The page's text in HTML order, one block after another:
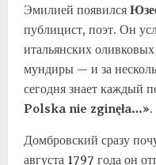
Эмилией появился
публицист, поэт. Он
итальянских
мундиры — и за
сегодня знает каждый
Polska nie zginęła…».
Домбровский сразу
августа 1797 года он